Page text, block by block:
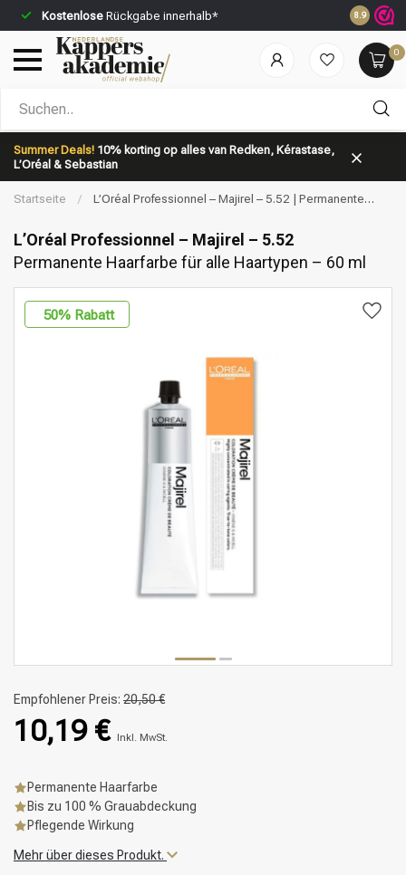
Kostenlose Rückgabe innerhalb* Vor 23:59
8.9
0
Summer Deals! 10% korting op alles van Redken, Kérastase,
L’Oréal & Sebastian
Nach welcher Kategorie suchst du?
Marken Haarpflege
Startseite /
L’Oréal Professionnel – Majirel – 5.52 | Permanente
L’Oréal Professionnel – Majirel – 5.52
Permanente Haarfarbe für alle Haartypen – 60 ml
50% Rabatt
Empfohlener Preis: 20,50 €
10,19 € Inkl. MwSt.
Permanente Haarfarbe
Bis zu 100 % Grauabdeckung
Pflegende Wirkung
Mehr über dieses Produkt.